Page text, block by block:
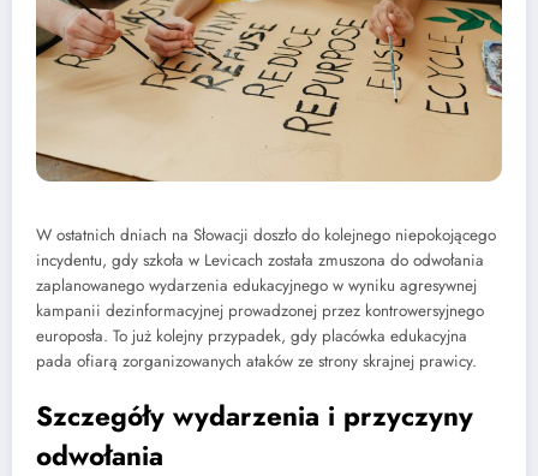
W ostatnich dniach na Słowacji doszło do kolejnego niepokojącego
incydentu, gdy szkoła w Levicach została zmuszona do odwołania
zaplanowanego wydarzenia edukacyjnego w wyniku agresywnej
kampanii dezinformacyjnej prowadzonej przez kontrowersyjnego
europosła. To już kolejny przypadek, gdy placówka edukacyjna
pada ofiarą zorganizowanych ataków ze strony skrajnej prawicy.
Szczegóły wydarzenia i przyczyny
odwołania